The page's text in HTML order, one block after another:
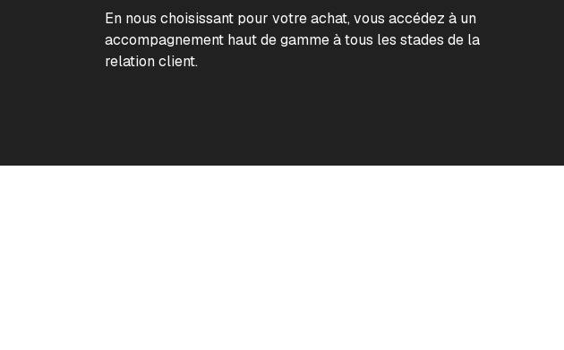
En nous choisissant pour votre achat, vous accédez à un
accompagnement haut de gamme à tous les stades de la
relation client.